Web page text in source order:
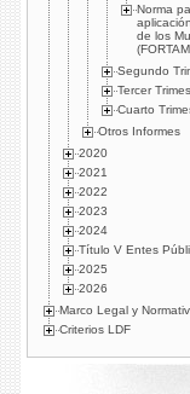
Norma
de los
Segundo
Tercer
Cuarto
Otros Informes
2020
2021
2022
2023
2024
Título V Entes
2025
2026
Marco Legal y
Criterios LDF